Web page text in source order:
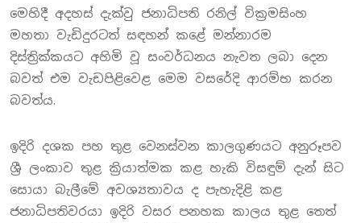
මෙහිදී අදහස් දැක්වු ජනාධිපති රනිල් වික්‍රමසිංහ
මහතා වැඩිදුරටත් සඳහන් කළේ මන්නාරම
දිස්ත්‍රික්කයට අහිමි වූ සංවර්ධනය නැවත ලබා දෙන
බවත් එම වැඩපිළිවෙළ මෙම වසරේදි ආරම්භ කරන
බවත්ය.
ඉදිරි දශක පහ තුළ වෙනස්වන කාලගුණයට අනුරූපව
ශ්‍රී ලංකාව තුළ ක්‍රියාත්මක කළ හැකි විසඳුම් දැන් සිට
සොයා බැලීමේ අවශ්‍යතාවය ද පැහැදිළි කළ
ජනාධිපතිවරයා ඉදිරි වසර පනහක කාලය තුළ තෙත්